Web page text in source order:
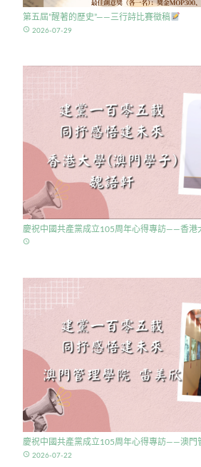
第五屆”醒著的歷史”——三行詩比賽徵稿
access_time 2026-07-29
慶祝中國共產黨成立105周年心得專訪——香港
access_time
慶祝中國共產黨成立105周年心得專訪——澳門
access_time 2026-07-22